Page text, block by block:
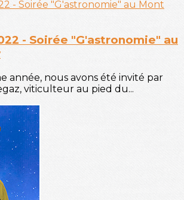
- Soirée "G'astronomie" au
année, nous avons été invité par
viticulteur au pied du...